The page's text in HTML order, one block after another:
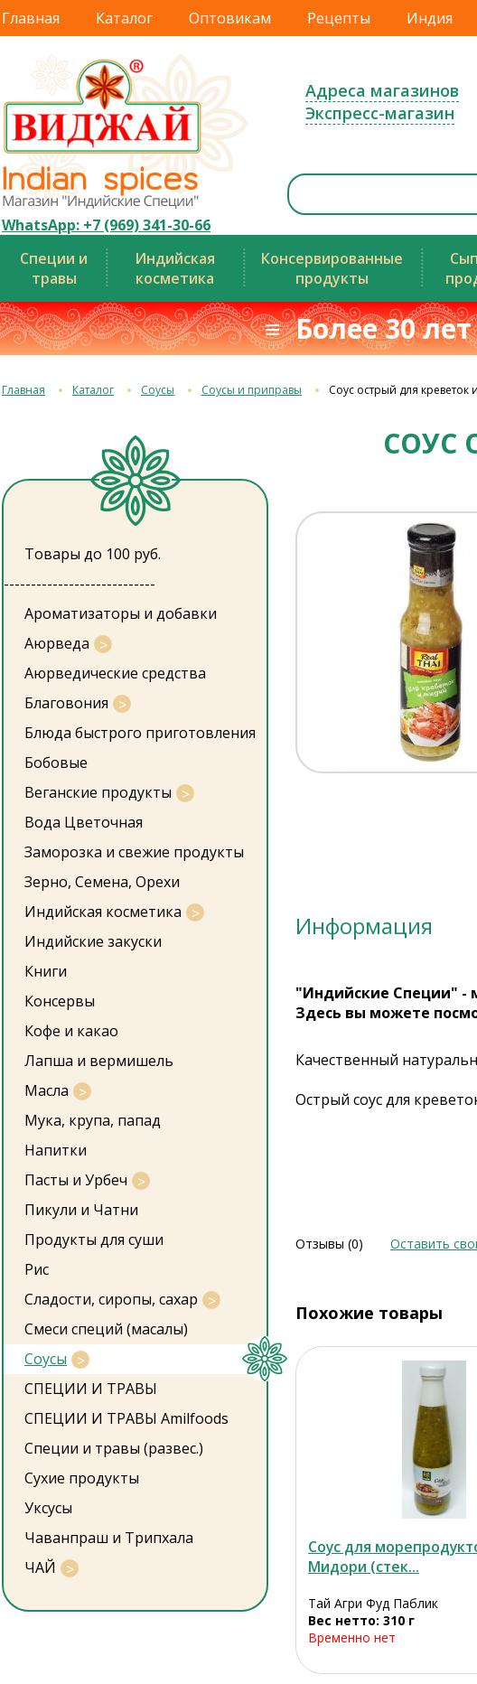
Главная Каталог Оптовикам Рецепты Индия
WhatsApp: +7 (969) 341-30-66
Адреса магазинов
Экспресс-магазин
Специи и
травы
Индийская
косметика
Консервированные
продукты
≡ Более 30
Главная Каталог Соусы Соусы и приправы Соус острый для креветок
Товары до 100 руб.
----------------------------
Ароматизаторы и добавки
Аюрведа
Аюрведические средства
Благовония
Блюда быстрого приготовления
Бобовые
Веганские продукты
Вода Цветочная
Заморозка и свежие продукты
Зерно, Семена, Орехи
Индийская косметика
Индийские закуски
Книги
Консервы
Кофе и какао
Лапша и вермишель
Масла
Мука, крупа, папад
Напитки
Пасты и Урбеч
Пикули и Чатни
Продукты для суши
Рис
Сладости, сиропы, сахар
Смеси специй (масалы)
Соусы
СПЕЦИИ И ТРАВЫ
СПЕЦИИ И ТРАВЫ Amilfoods
Специи и травы (развес.)
Сухие продукты
Уксусы
Чаванпраш и Трипхала
ЧАЙ
СОУС
Информация
"Индийские Специи" -
Здесь вы можете
Качественный
Острый соус для
Отзывы (0) Оставить
Похожие товары
Соус для
Мидори (стек...
Тай Агри Фуд Паблик
Вес нетто: 310 г
Временно нет